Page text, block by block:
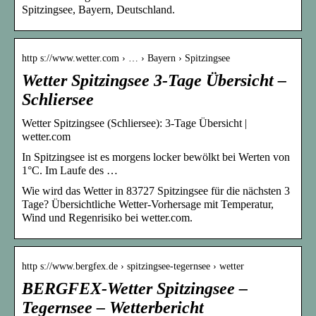
Spitzingsee, Bayern, Deutschland.
http s://www.wetter.com › … › Bayern › Spitzingsee
Wetter Spitzingsee 3-Tage Übersicht –
Schliersee
Wetter Spitzingsee (Schliersee): 3-Tage Übersicht |
wetter.com
In Spitzingsee ist es morgens locker bewölkt bei Werten von
1°C. Im Laufe des …
Wie wird das Wetter in 83727 Spitzingsee für die nächsten 3
Tage? Übersichtliche Wetter-Vorhersage mit Temperatur,
Wind und Regenrisiko bei wetter.com.
http s://www.bergfex.de › spitzingsee-tegernsee › wetter
BERGFEX-Wetter Spitzingsee –
Tegernsee – Wetterbericht